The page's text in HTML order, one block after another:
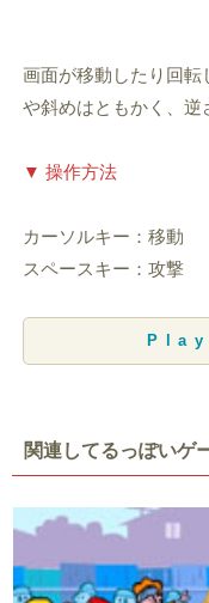
画面が移動したり回
や斜めはともかく、逆
▼ 操作方法
カーソルキー：移動
スペースキー：攻撃
関連してるっぽいゲ